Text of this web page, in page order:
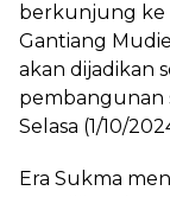
berkunjung ke
Gantiang
akan dijadikan
pembangunan
Selasa (1/10/
Era Sukma